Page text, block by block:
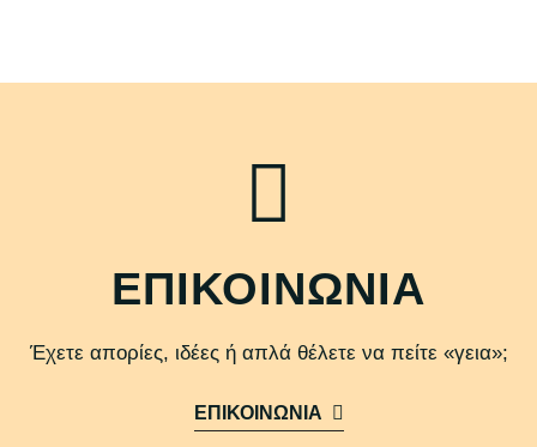
ΕΠΙΚΟΙΝΩΝΙΑ
Έχετε απορίες, ιδέες ή απλά θέλετε να πείτε «γεια»;
ΕΠΙΚΟΙΝΩΝΙΑ